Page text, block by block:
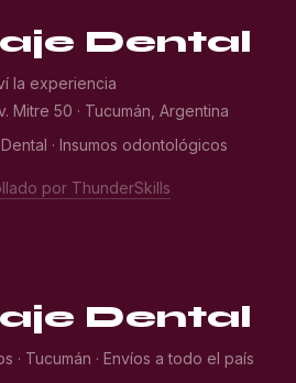
Dental
la experiencia
Mitre 50 · Tucumán, Argentina
· Insumos odontológicos
por ThunderSkills
Dental
· Tucumán · Envíos a todo el país